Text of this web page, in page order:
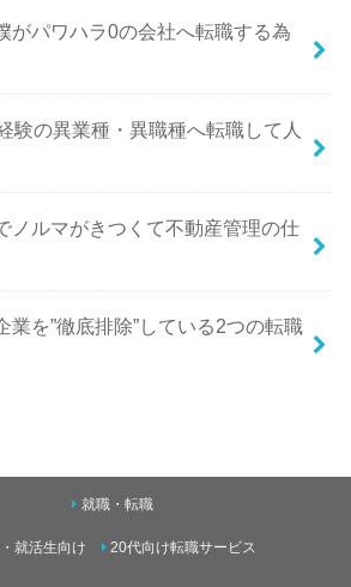
がパワハラ0の会社へ転職する為
験の異業種・異職種へ転職して人
ノルマがきつくて不動産管理の仕
業を”徹底排除”している2つの転職
就職・転職
就活生向け
20代向け転職サービス